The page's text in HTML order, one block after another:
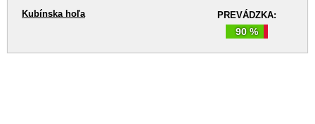
PREVÁDZKA:
90 %
Kubínska hoľa